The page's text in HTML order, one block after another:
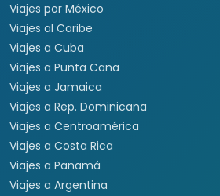
Viajes por México
Viajes al Caribe
Viajes a Cuba
Viajes a Punta Cana
Viajes a Jamaica
Viajes a Rep. Dominicana
Viajes a Centroamérica
Viajes a Costa Rica
Viajes a Panamá
Viajes a Argentina